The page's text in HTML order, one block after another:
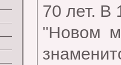
70 лет. В
"Новом